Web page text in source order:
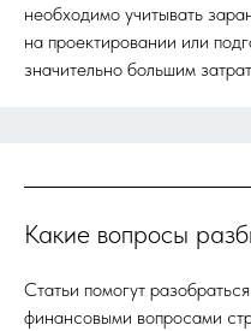
необходимо учитывать
на проектировании или
значительно большим
Какие вопросы
Статьи помогут
финансовыми вопросами